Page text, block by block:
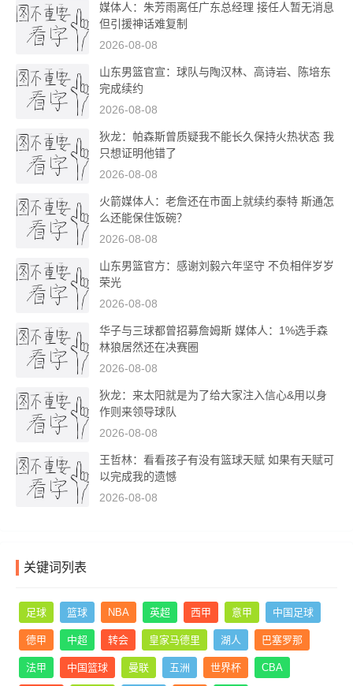
媒体人：朱芳雨离任广东总经理 接任人暂无消息
但引援神话难复制
2026-08-08
山东男篮官宣：球队与陶汉林、高诗岩、陈培东
完成续约
2026-08-08
狄龙：帕森斯曾质疑我不能长久保持火热状态 我
只想证明他错了
2026-08-08
火箭媒体人：老詹还在市面上就续约泰特 斯通怎
么还能保住饭碗？
2026-08-08
山东男篮官方：感谢刘毅六年坚守 不负相伴岁岁
荣光
2026-08-08
华子与三球都曾招募詹姆斯 媒体人：1%选手森
林狼居然还在决赛圈
2026-08-08
狄龙：来太阳就是为了给大家注入信心&用以身
作则来领导球队
2026-08-08
王哲林：看看孩子有没有篮球天赋 如果有天赋可
以完成我的遗憾
2026-08-08
关键词列表
足球 篮球 NBA 英超 西甲 意甲 中国足球
德甲 中超 转会 皇家马德里 湖人 巴塞罗那
法甲 中国篮球 曼联 五洲 世界杯 CBA